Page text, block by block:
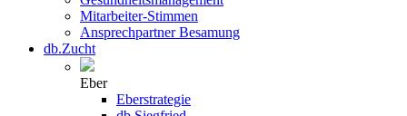
Mitarbeiter-Stimmen
Ansprechpartner Besamung
db.Zucht
Eber
Eberstrategie